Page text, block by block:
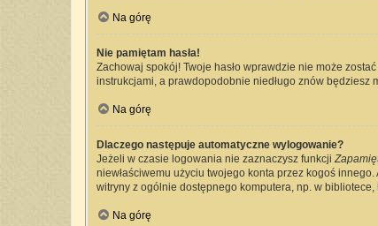
Na górę
Nie pamiętam hasła!
Zachowaj spokój! Twoje hasło wprawdzie nie może
instrukcjami, a prawdopodobnie niedługo znów będziesz
Na górę
Dlaczego następuje automatyczne wylogowanie?
Jeżeli w czasie logowania nie zaznaczysz funkcji
niewłaściwemu użyciu twojego konta przez kogoś
witryny z ogólnie dostępnego komputera, np. w
Na górę